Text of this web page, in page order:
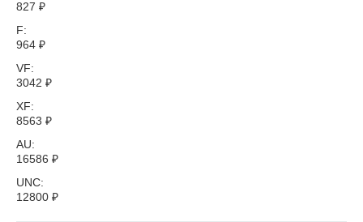
827 ₽
F:
964 ₽
VF:
3042 ₽
XF:
8563 ₽
AU:
16586 ₽
UNC:
12800 ₽